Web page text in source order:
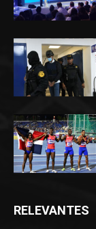
RELEVANTES